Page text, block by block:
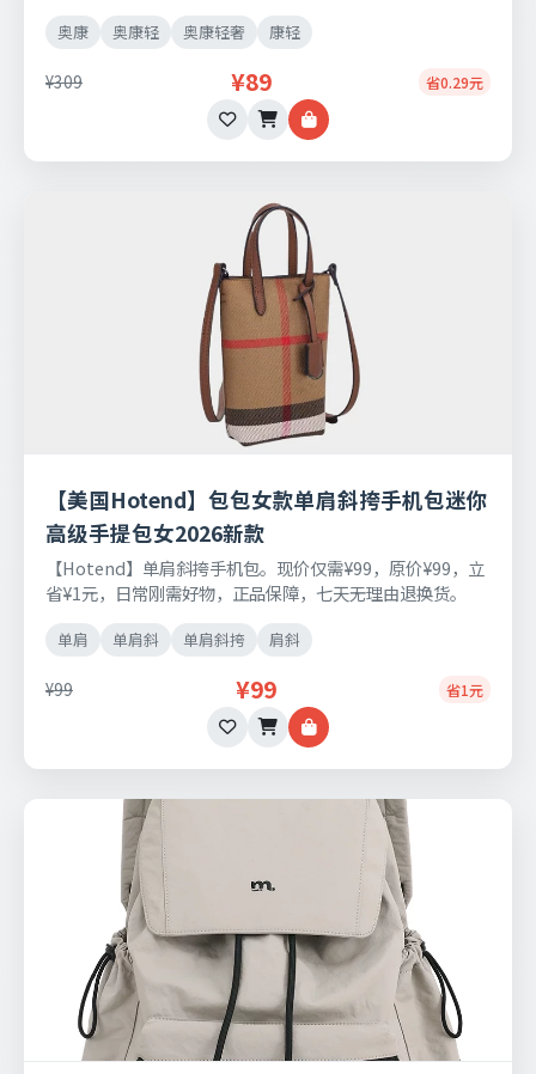
奥康 奥康轻 奥康轻奢 康轻
¥309 ¥89 省0.29元
【美国Hotend】包包女款单肩斜挎手机包迷你
高级手提包女2026新款
【Hotend】单肩斜挎手机包。现价仅需¥99，原价¥99，立
省¥1元，日常刚需好物，正品保障，七天无理由退换货。
单肩 单肩斜 单肩斜挎 肩斜
¥99 ¥99 省1元